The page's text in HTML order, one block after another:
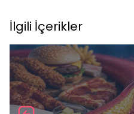
İlgili İçerikler